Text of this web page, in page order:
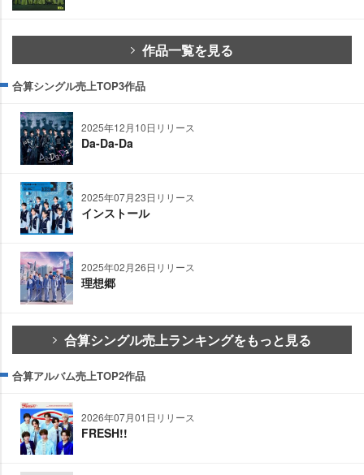
作品一覧を見る
合算シングル売上TOP3作品
2025年12月10日リリース
Da-Da-Da
2025年07月23日リリース
インストール
2025年02月26日リリース
理想郷
合算シングル売上ランキングをもっと見る
合算アルバム売上TOP2作品
2026年07月01日リリース
FRESH!!